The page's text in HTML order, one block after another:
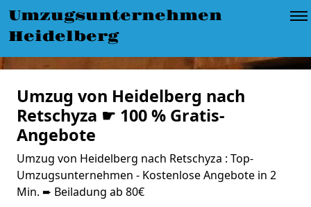
Umzugsunternehmen
Heidelberg
Umzug von Heidelberg nach
Retschyza ☛ 100 % Gratis-
Angebote
Umzug von Heidelberg nach Retschyza : Top-
Umzugsunternehmen - Kostenlose Angebote in 2
Min. ➨ Beiladung ab 80€